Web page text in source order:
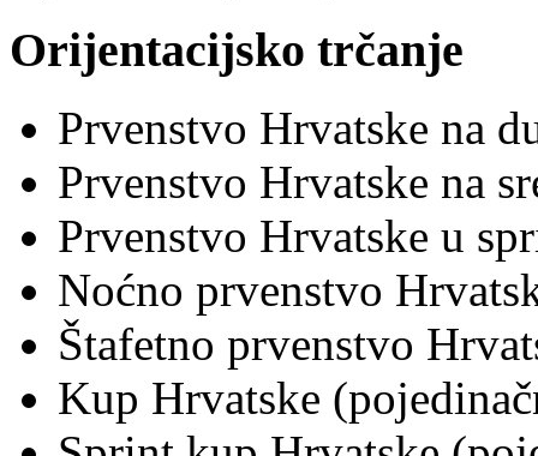
Orijentacijsko trčanje
Prvenstvo Hrvatske na
Prvenstvo Hrvatske na
Prvenstvo Hrvatske u
Noćno prvenstvo
Štafetno prvenstvo
Kup Hrvatske